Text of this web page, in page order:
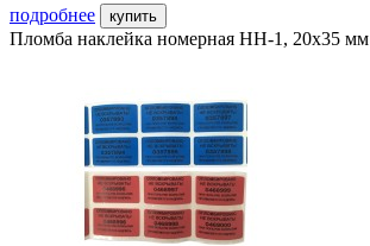
подробнее
купить
Пломба наклейка номерная НН-1, 20x35 мм